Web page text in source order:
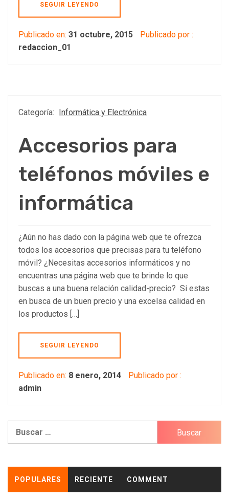
SEGUIR LEYENDO
Publicado en: 31 octubre, 2015
Publicado por :
redaccion_01
Categoría: Informática y Electrónica
Accesorios para
teléfonos móviles e
informática
¿Aún no has dado con la página web que te ofrezca
todos los accesorios que precisas para tu teléfono
móvil? ¿Necesitas accesorios informáticos y no
encuentras una página web que te brinde lo que
buscas a una buena relación calidad-precio? Si estas
en busca de un buen precio y una excelsa calidad en
los productos […]
SEGUIR LEYENDO
Publicado en: 8 enero, 2014
Publicado por :
admin
POPULARES RECIENTE COMMENT